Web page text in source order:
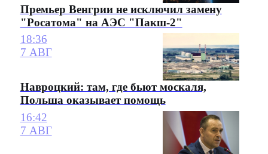
Премьер Венгрии не исключил замену
"Росатома" на АЭС "Пакш-2"
18:36
7 АВГ
Навроцкий: там, где бьют москаля,
Польша оказывает помощь
16:42
7 АВГ